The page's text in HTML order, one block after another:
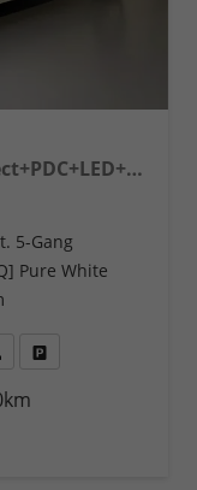
1.0 MPI Sitzheizung+AppConnect+PDC+LED+Touch+Lichtsensor+MultiLenkrad
5-Gang
Pure White